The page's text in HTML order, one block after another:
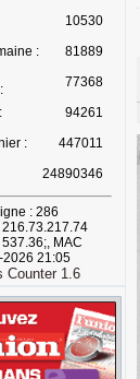
10530
:
81889
77368
94261
:
447011
24890346
: 286
216.73.217.74
MAC
2026 21:05
Counter 1.6